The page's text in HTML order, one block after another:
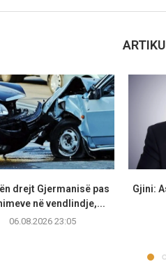
drejt Gjermanisë pas
në vendlindje,...
06.08.2026 23:05
Gjini: